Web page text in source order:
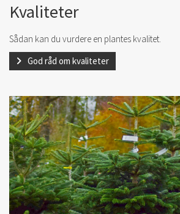
Kvaliteter
Sådan kan du vurdere en plantes kvalitet.
God råd om kvaliteter